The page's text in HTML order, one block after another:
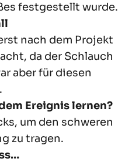
festgestellt wurde.
nach dem Projekt
da der Schlauch
aber für diesen
Ereignis lernen?
um den schweren
zu tragen.